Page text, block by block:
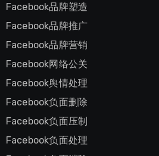
Facebook品牌塑造
Facebook品牌推广
Facebook品牌营销
Facebook网络公关
Facebook舆情处理
Facebook负面删除
Facebook负面压制
Facebook负面处理